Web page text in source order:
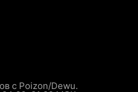
с Poizon/Dewu.